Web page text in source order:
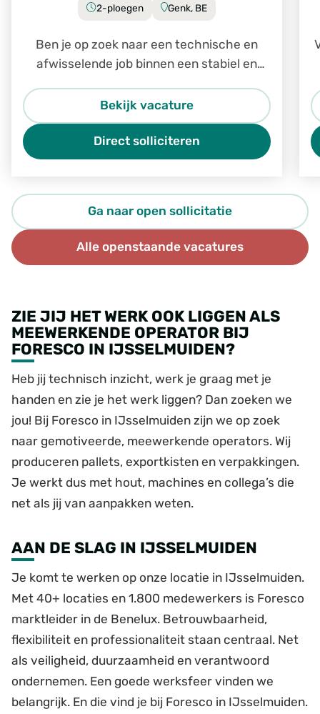
2-ploegen Genk, BE
Ben je op zoek naar een technische en
afwisselende job binnen een stabiel en
Operator in Genk zeker iets voor jou.
Bekijk vacature
Direct solliciteren
Ga naar open sollicitatie
Alle openstaande vacatures
ZIE JIJ HET WERK OOK LIGGEN ALS
MEEWERKENDE OPERATOR BIJ
FORESCO IN IJSSELMUIDEN?
Heb jij technisch inzicht, werk je graag met je
handen en zie je het werk liggen? Dan zoeken we
jou! Bij Foresco in IJsselmuiden zijn we op zoek
naar gemotiveerde, meewerkende operators. Wij
produceren pallets, exportkisten en verpakkingen.
Je werkt dus met hout, machines en collega’s die
net als jij van aanpakken weten.
AAN DE SLAG IN IJSSELMUIDEN
Je komt te werken op onze locatie in IJsselmuiden.
Met 40+ locaties en 1.800 medewerkers is Foresco
marktleider in de Benelux. Betrouwbaarheid,
flexibiliteit en professionaliteit staan centraal. Net
als veiligheid, duurzaamheid en verantwoord
ondernemen. Een goede werksfeer vinden we
belangrijk. En die vind je bij Foresco in IJsselmuiden.